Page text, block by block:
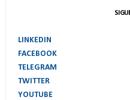
LINKEDIN
FACEBOOK
TELEGRAM
TWITTER
YOUTUBE